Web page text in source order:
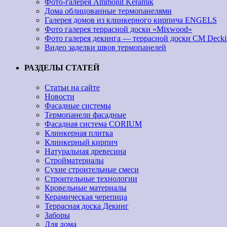
Фото-галерея Ammonit Keramik
Дома облицованные термопанелями
Галерея домов из клинкерного кирпича ENGELS
Фото галерея террасной доски «Mixwood»
Фото галерея декинга — террасной доски CM
Видео заделки швов термопанелей
РАЗДЕЛЫ СТАТЕЙ
Статьи на сайте
Новости
Фасадные системы
Термопанели фасадные
Фасадная система CORIUM
Клинкерная плитка
Клинкерный кирпич
Натуральная древесина
Стройматериалы
Сухие строительные смеси
Строительные технологии
Кровельные материалы
Керамическая черепица
Террасная доска Декинг
Заборы
Для дома